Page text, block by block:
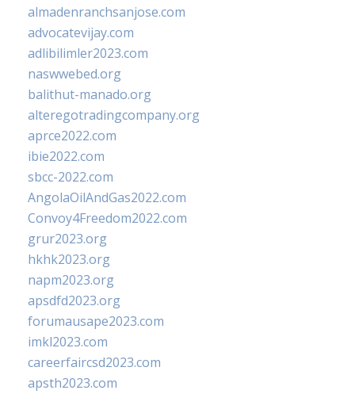
almadenranchsanjose.com
advocatevijay.com
adlibilimler2023.com
naswwebed.org
balithut-manado.org
alteregotradingcompany.org
aprce2022.com
ibie2022.com
sbcc-2022.com
AngolaOilAndGas2022.com
Convoy4Freedom2022.com
grur2023.org
hkhk2023.org
napm2023.org
apsdfd2023.org
forumausape2023.com
imkl2023.com
careerfaircsd2023.com
apsth2023.com